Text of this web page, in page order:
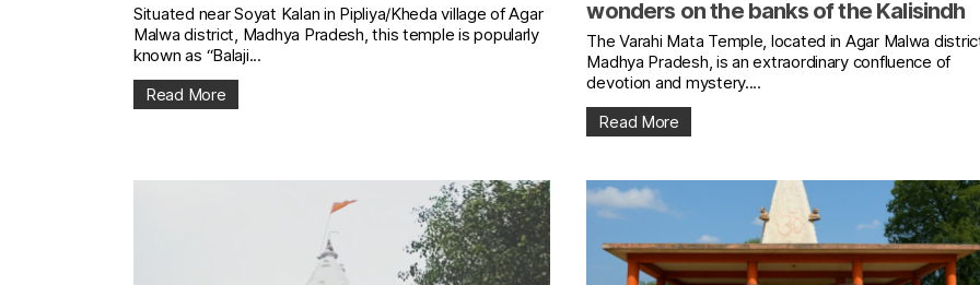
Situated near Soyat Kalan in Pipliya/Kheda village of Agar
Malwa district, Madhya Pradesh, this temple is popularly
known as “Balaji...
Read More
wonders on the banks of the Kalisindh
The Varahi Mata Temple, located in Agar Malwa
Madhya Pradesh, is an extraordinary confluence of
devotion and mystery....
Read More